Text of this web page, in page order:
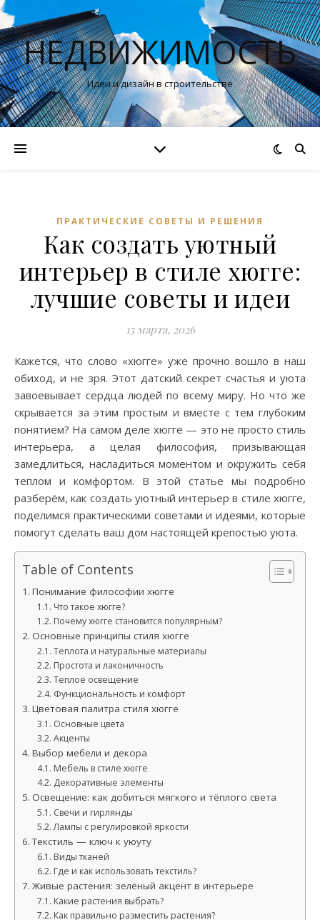
НЕДВИЖИМОСТЬ
Идеи и дизайн в строительстве
ПРАКТИЧЕСКИЕ СОВЕТЫ И РЕШЕНИЯ
Как создать уютный
интерьер в стиле хюгге:
лучшие советы и идеи
15 марта, 2026
Кажется, что слово «хюгге» уже прочно вошло в наш
обиход, и не зря. Этот датский секрет счастья и уюта
завоевывает сердца людей по всему миру. Но что же
скрывается за этим простым и вместе с тем глубоким
понятием? На самом деле хюгге — это не просто стиль
интерьера, а целая философия, призывающая
замедлиться, насладиться моментом и окружить себя
теплом и комфортом. В этой статье мы подробно
разберём, как создать уютный интерьер в стиле хюгге,
поделимся практическими советами и идеями, которые
помогут сделать ваш дом настоящей крепостью уюта.
Table of Contents
Понимание философии хюгге
Что такое хюгге?
Почему хюгге становится популярным?
Основные принципы стиля хюгге
Теплота и натуральные материалы
Простота и лаконичность
Теплое освещение
Функциональность и комфорт
Цветовая палитра стиля хюгге
Основные цвета
Акценты
Выбор мебели и декора
Мебель в стиле хюгге
Декоративные элементы
Освещение: как добиться мягкого и тёплого света
Свечи и гирлянды
Лампы с регулировкой яркости
Текстиль — ключ к уюуту
Виды тканей
Где и как использовать текстиль?
Живые растения: зелёный акцент в интерьере
Какие растения выбрать?
Как правильно разместить растения?